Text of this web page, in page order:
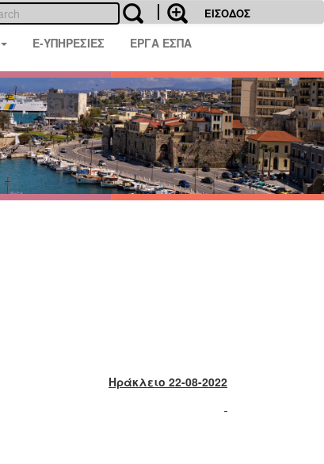
ΕΙΣΟΔΟΣ
E-ΥΠΗΡΕΣΙΕΣ ΕΡΓΑ ΕΣΠΑ
Ηράκλειο 22-08-2022